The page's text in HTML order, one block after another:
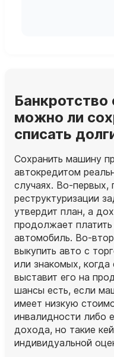
можно ли
списать
Сохранить машину
автокредитом
случаях.
реструктуризации
утвердит план, а
продолжает
автомобиль.
выкупить авто с
или знакомых,
выставит его на
шансы есть, если
имеет низкую
инвалидности либо
дохода, но такие
индивидуальной